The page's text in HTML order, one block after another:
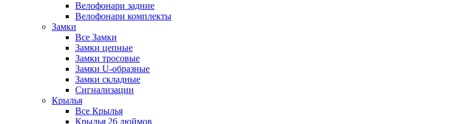
Велофонари задние
Велофонари комплекты
Замки
Все Замки
Замки цепные
Замки тросовые
Замки U-образные
Замки складные
Сигнализации
Крылья
Все Крылья
Крылья 26 дюймов